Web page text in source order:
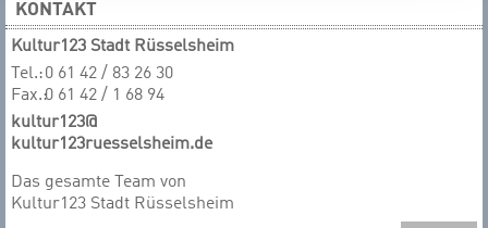
KONTAKT
Kultur123 Stadt Rüsselsheim
Tel.:0 61 42 / 83 26 30
Fax.:0 61 42 / 1 68 94
kultur123@
kultur123ruesselsheim.de
Das gesamte T​​​​​​​eam von
Kultur123 Stadt Rüsselsheim